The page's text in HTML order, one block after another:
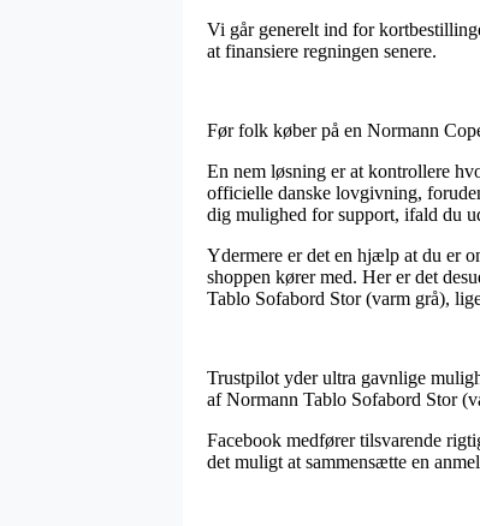
Vi går generelt ind for
at finansiere regningen senere.
Før folk køber på en Normann
En nem løsning er at kontrollere
officielle danske lovgivning,
dig mulighed for support, ifald du
Ydermere er det en hjælp at du er
shoppen kører med. Her er det
Tablo Sofabord Stor (varm grå),
Trustpilot yder ultra gavnlige
af Normann Tablo Sofabord Stor
Facebook medfører tilsvarende
det muligt at sammensætte en